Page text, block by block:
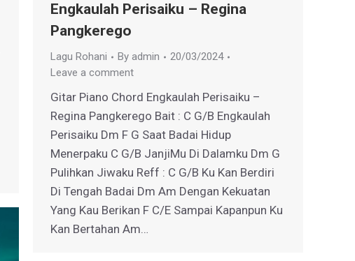
Engkaulah Perisaiku – Regina
Pangkerego
Lagu Rohani By admin
20/03/2024
Leave a comment
Gitar Piano Chord Engkaulah Perisaiku –
Regina Pangkerego Bait : C G/B Engkaulah
Perisaiku Dm F G Saat Badai Hidup
Menerpaku C G/B JanjiMu Di Dalamku Dm G
Pulihkan Jiwaku Reff : C G/B Ku Kan Berdiri
Di Tengah Badai Dm Am Dengan Kekuatan
Yang Kau Berikan F C/E Sampai Kapanpun Ku
Kan Bertahan Am…